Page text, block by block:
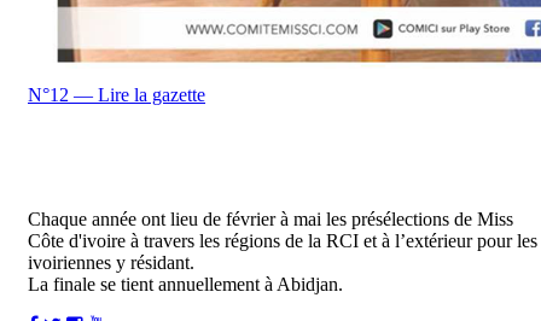
N°12 — Lire la gazette
Chaque année ont lieu de février à mai les présélections de Miss
Côte d'ivoire à travers les régions de la RCI et à l’extérieur pour les
ivoiriennes y résidant.
La finale se tient annuellement à Abidjan.